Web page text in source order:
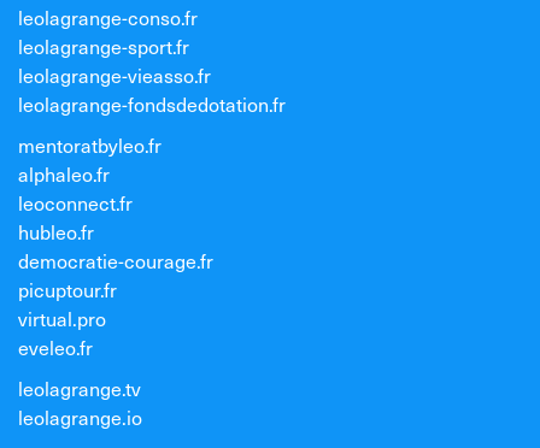
leolagrange-conso.fr
leolagrange-sport.fr
leolagrange-vieasso.fr
leolagrange-fondsdedotation.fr
mentoratbyleo.fr
alphaleo.fr
leoconnect.fr
hubleo.fr
democratie-courage.fr
picuptour.fr
virtual.pro
eveleo.fr
leolagrange.tv
leolagrange.io